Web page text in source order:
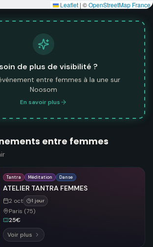
Leaflet | ©OpenStreetMap France
de plus de visibilité ?
entre femmes à la une sur
Noosom
En savoir plus
entre femmes
Tantra Méditation Danse
ATELIER TANTRA FEMMES
2 oct 1 jour
Paris (75)
25€
Voir plus